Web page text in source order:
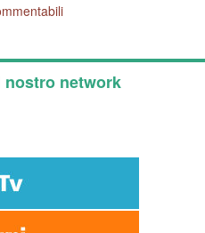
network